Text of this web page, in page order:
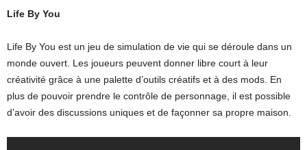
Life By You
Life By You est un jeu de simulation de vie qui se déroule dans un
monde ouvert. Les joueurs peuvent donner libre court à leur
créativité grâce à une palette d’outils créatifs et à des mods. En
plus de pouvoir prendre le contrôle de personnage, il est possible
d’avoir des discussions uniques et de façonner sa propre maison.